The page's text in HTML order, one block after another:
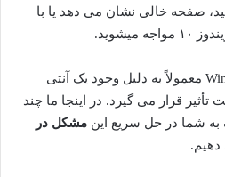
صفحه خالی نشان می دهد یا با
عملکرد ابزار Windows Defender معمولاً به دلیل وجود یک آنتی
قرار می گیرد. در اینجا ما چند
به شما در حل سریع این مشکل در